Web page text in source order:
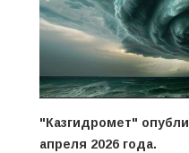
"Казгидромет"
апреля 2026 года.